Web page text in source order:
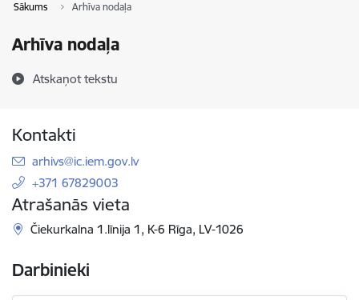
Sākums Arhīva nodaļa
Arhīva nodaļa
Atskaņot tekstu
Kontakti
E-pasts:
arhivs@ic.iem.gov.lv
+371 67829003
Atrašanās vieta
Čiekurkalna 1.līnija 1, K-6 Rīga, LV-1026
Darbinieki